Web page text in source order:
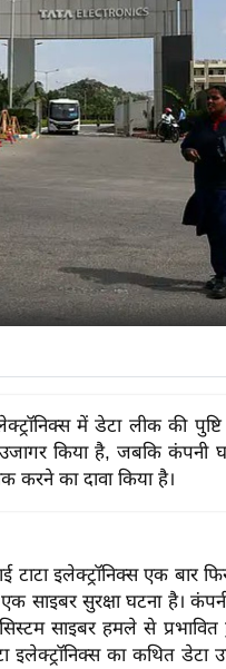
में डेटा लीक की
उजागर किया है, जबकि
करने का दावा किया है।
इलेक्ट्रॉनिक्स एक बार
साइबर सुरक्षा घटना है।
साइबर हमले से प्रभावित
का कथित डेटा